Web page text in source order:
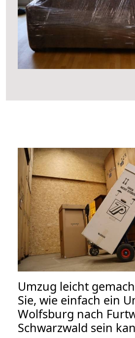
Umzug leicht
Sie, wie einfach ein
Wolfsburg nach
Schwarzwald sein